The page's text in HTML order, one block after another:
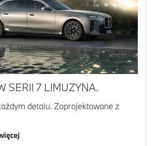
SERII 7 LIMUZYNA.
detalu. Zaprojektowane z